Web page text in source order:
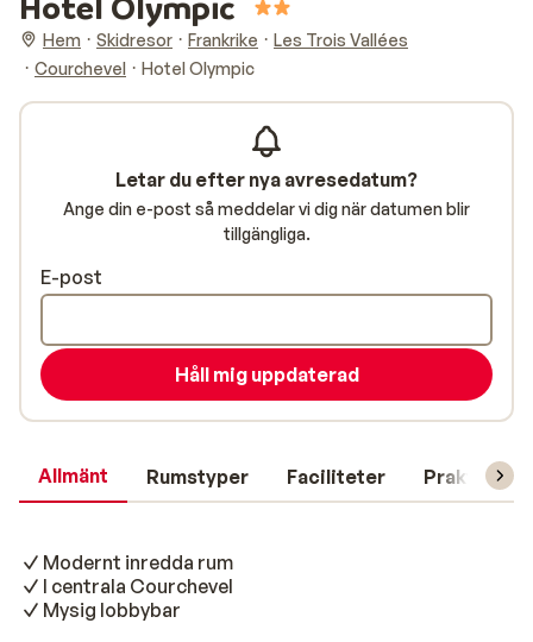
Hem Skidresor Frankrike
Les Trois Vallées
Courchevel
Hotel Olympic
Allmänt Rumstyper Faciliteter Praktisk
Modernt inredda rum
I centrala Courchevel
Mysig lobbybar
Letar du efter nya avresedatum?
Ange din e-post så meddelar vi dig när datumen blir
tillgängliga.
E-post
Håll mig uppdaterad